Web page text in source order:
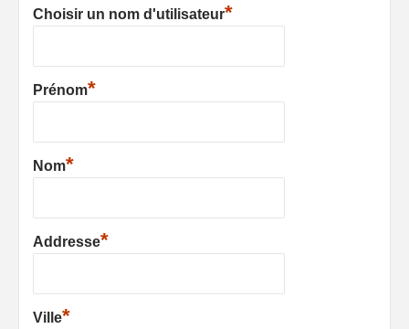
Choisir un nom d'utilisateur*
Prénom*
Nom*
Addresse*
Ville*